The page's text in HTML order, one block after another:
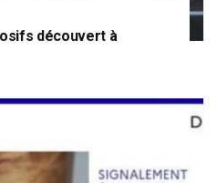
découvert à